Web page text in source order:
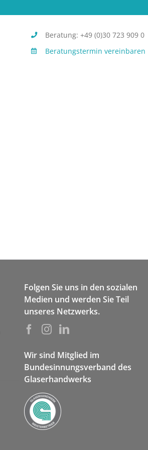
Beratung: +49 (0)30 723 909 0
Beratungstermin vereinbaren
Folgen Sie uns in den sozialen
Medien und werden Sie Teil
unseres Netzwerks.
Wir sind Mitglied im
Bundesinnungsverband des
Glaserhandwerks